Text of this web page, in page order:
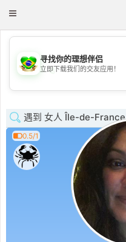
Toggle
💖
寻找你的理想伴侣
立即下载我们的交友应用！
遇到 女人 Île-de-France
0.5/1